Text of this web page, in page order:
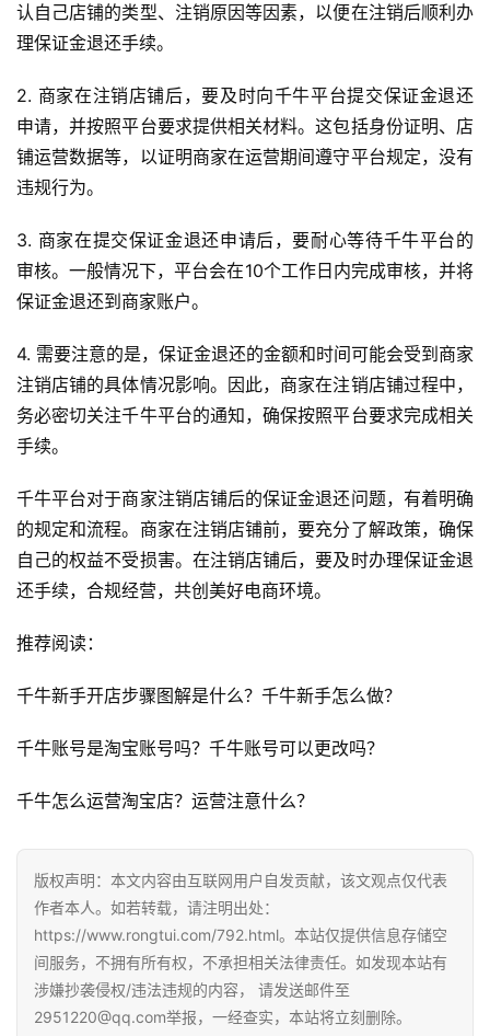
首
页
自
媒
体
G
O
化
观
察
电
商
认自己店铺的类型、注销原因等因素，以便在注销后顺利办
理保证金退还手续。
2. 商家在注销店铺后，要及时向千牛平台提交保证金退还
申请，并按照平台要求提供相关材料。这包括身份证明、店
铺运营数据等，以证明商家在运营期间遵守平台规定，没有
违规行为。
3. 商家在提交保证金退还申请后，要耐心等待千牛平台的
审核。一般情况下，平台会在10个工作日内完成审核，并将
保证金退还到商家账户。
4. 需要注意的是，保证金退还的金额和时间可能会受到商家
注销店铺的具体情况影响。因此，商家在注销店铺过程中，
务必密切关注千牛平台的通知，确保按照平台要求完成相关
手续。
千牛平台对于商家注销店铺后的保证金退还问题，有着明确
的规定和流程。商家在注销店铺前，要充分了解政策，确保
自己的权益不受损害。在注销店铺后，要及时办理保证金退
还手续，合规经营，共创美好电商环境。
推荐阅读：
千牛新手开店步骤图解是什么？千牛新手怎么做？
千牛账号是淘宝账号吗？千牛账号可以更改吗？
千牛怎么运营淘宝店？运营注意什么？
版权声明：本文内容由互联网用户自发贡献，该文观点仅代表
作者本人。如若转载，请注明出处：
https://www.rongtui.com/792.html。本站仅提供信息存储空
间服务，不拥有所有权，不承担相关法律责任。如发现本站有
涉嫌抄袭侵权/违法违规的内容， 请发送邮件至
2951220@qq.com举报，一经查实，本站将立刻删除。